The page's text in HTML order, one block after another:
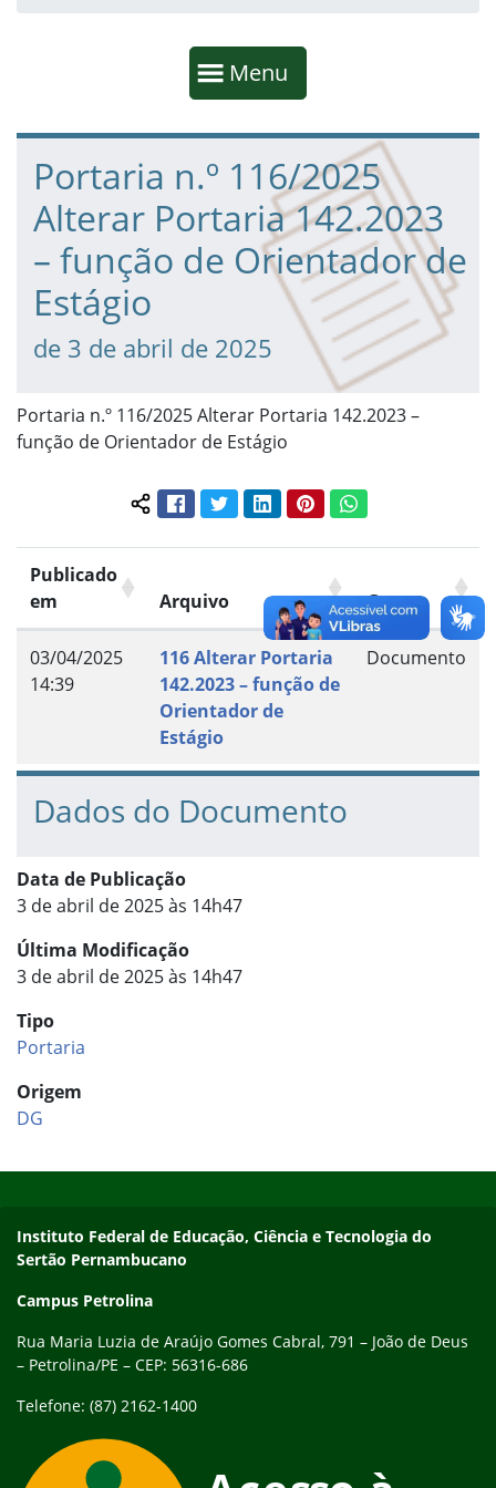
Mostrar
Menu
Fim da navegação
Início do conteúdo
Portaria n.º 116/2025
Alterar Portaria 142.2023
– função de Orientador de
Estágio
de 3 de abril de 2025
Portaria n.º 116/2025 Alterar Portaria 142.2023 –
função de Orientador de Estágio
Compartilhar conteúdo:
FacebookTwitterLinkedInPinterestWhatsApp
Publicado
em
Arquivo Grupo
03/04/2025
14:39
116 Alterar Portaria
142.2023 – função de
Orientador de
Estágio
Documento
Dados do Documento
Data de Publicação
3 de abril de 2025 às 14h47
Última Modificação
3 de abril de 2025 às 14h47
Tipo
Portaria
Origem
DG
Endereço
Instituto Federal de Educação, Ciência e Tecnologia do
Sertão Pernambucano
Campus Petrolina
Rua Maria Luzia de Araújo Gomes Cabral, 791 – João de Deus
– Petrolina/PE – CEP: 56316-686
Telefone: (87) 2162-1400